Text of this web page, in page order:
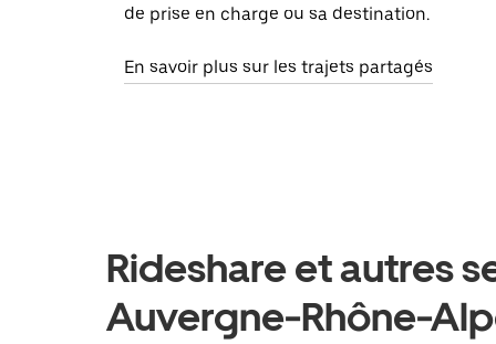
de prise en charge ou sa destination.
En savoir plus sur les trajets partagés
Rideshare et autres
Auvergne-Rhône-